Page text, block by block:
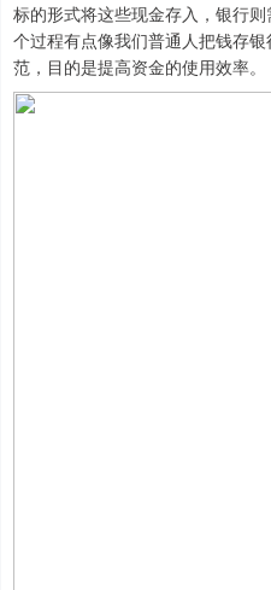
标的形式将这些现金存入，银行
个过程有点像我们普通人把钱存
范，目的是提高资金的使用效率。